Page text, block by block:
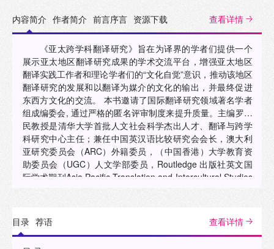
内容简介 作者简介 前言序言 资源下载 查看详情
《亚太跨学科翻译研究》旨在为译界的学者们提供一个
展示亚太地区翻译研究成果的学术交流平台，增强亚太地区
翻译实践工作者和理论学者们的“文化自觉”意识，推动该地区
翻译研究的发展和以翻译为媒介的文化的输出，并最终促进
东西方文化的交流。 本书邀请了国际翻译研究领域著名学者
组成编委会, 通过严格的匿名评审制度来提升质量。主编罗选
民教授是清华大学首批人文社会科学杰出人才、翻译与跨学
科研究中心主任；兼任中国英汉语比较研究会会长，澳大利
亚研究委员会（ARC）外籍委员，（中国香港）大学教育资
助委员会（UGC）人文学部委员，Routledge 出版社英文国
际学术期刊Asia Pacific Translation and Intercultural Studies
刊物的编委。
目录 荐语 查看详情